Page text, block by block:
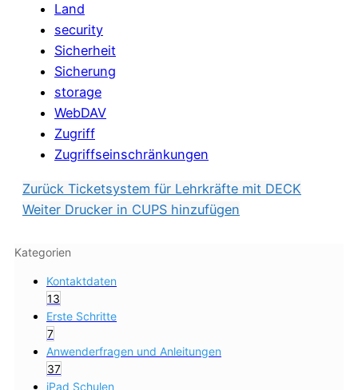
Land
security
Sicherheit
Sicherung
storage
WebDAV
Zugriff
Zugriffseinschränkungen
Zurück Ticketsystem für Lehrkräfte mit DECK
Weiter Drucker in CUPS hinzufügen
Kategorien
Kontaktdaten
13
Erste Schritte
7
Anwenderfragen und Anleitungen
37
iPad Schulen